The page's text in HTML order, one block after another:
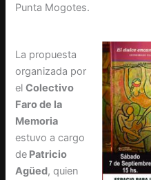
Punta Mogotes.
La propuesta
organizada por
elColectivo
Faro de la
Memoria
estuvo a cargo
de Patricio
Agüed, quien